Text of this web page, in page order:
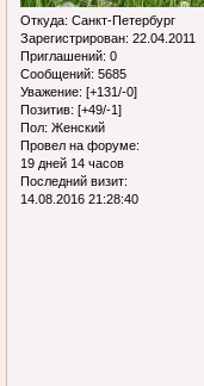
Откуда: Санкт-Петербург
Зарегистрирован: 22.04.2011
Приглашений: 0
Сообщений: 5685
Уважение: [+131/-0]
Позитив: [+49/-1]
Пол: Женский
Провел на форуме:
19 дней 14 часов
Последний визит:
14.08.2016 21:28:40